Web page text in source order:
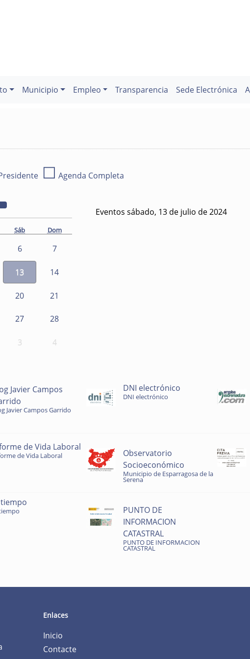
Municipio Empleo Transparencia Sede Electrónica
☐ Agenda Completa
Sáb Dom
6 7
13 14
20 21
27 28
3 4
Eventos sábado, 13 de julio de 2024
Javier Campos
Javier Campos Garrido
DNI electrónico
DNI electrónico
de Vida Laboral
de Vida Laboral
Observatorio
Socioeconómico
Municipio de Esparragosa de la
Serena
tiempo
PUNTO DE
INFORMACION
CATASTRAL
PUNTO DE INFORMACION
CATASTRAL
Enlaces
Inicio
Contacte